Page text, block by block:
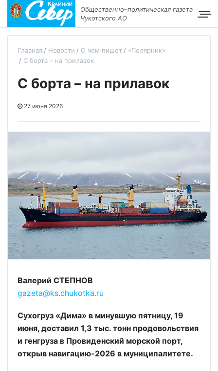
Общественно–политическая газета
Чукотского АО
Главная Новости О чем пишет
«Полярник»
С борта – на прилавок
С борта – на прилавок
27 июня 2026
Валерий СТЕПНОВ
gazeta@ks.chukotka.ru
Сухогруз «Дима» в минувшую пятницу, 19
июня, доставил 1,3 тыс. тонн продовольствия
и генгруза в Провиденский морской порт,
открыв навигацию-2026 в муниципалитете.